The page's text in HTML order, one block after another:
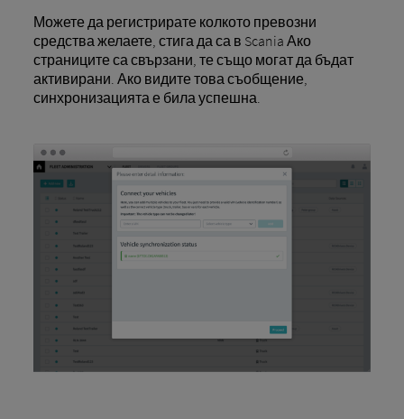
Можете да регистрирате колкото превозни
средства желаете, стига да са в Scania Ако
страниците са свързани, те също могат да бъдат
активирани. Ако видите това съобщение,
синхронизацията е била успешна.